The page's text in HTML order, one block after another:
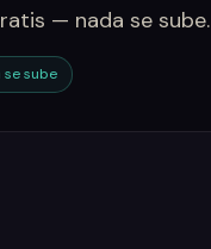
— nada se sube.
sube